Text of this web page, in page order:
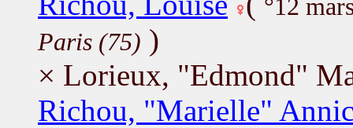
°12
Paris (75) )
× Lorieux, "Edmond"
Richou, "Marielle"